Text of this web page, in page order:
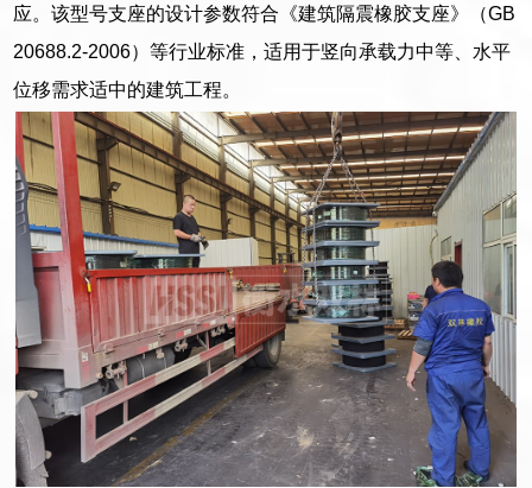
应。该型号支座的设计参数符合《建筑隔震橡胶支座》（GB
20688.2-2006）等行业标准，适用于竖向承载力中等、水平
位移需求适中的建筑工程。